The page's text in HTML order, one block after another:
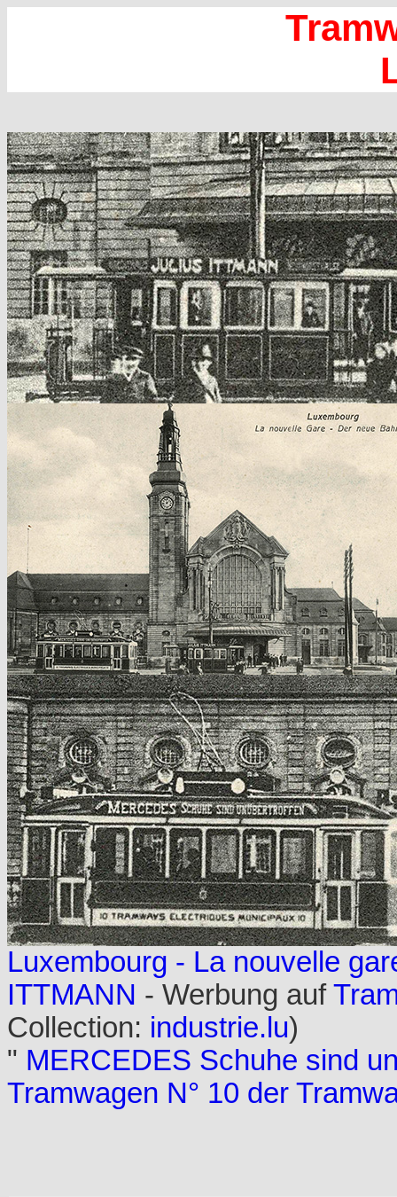
Luxembourg - La nouvelle
ITTMANN - Werbung auf
Collection: industrie.lu)
" MERCEDES Schuhe sind
Tramwagen N° 10 der